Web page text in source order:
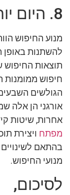
8. היום יותר מאי פעם: גוגל
מנוע החיפוש
להשתנות באופן
תוצאות
חיפוש ממומנות
הגולשים
אורגני הן אלה
אחרות, שיטות
מפתח ויצירת
בהתאם
מנועי החיפוש.
לסיכום,